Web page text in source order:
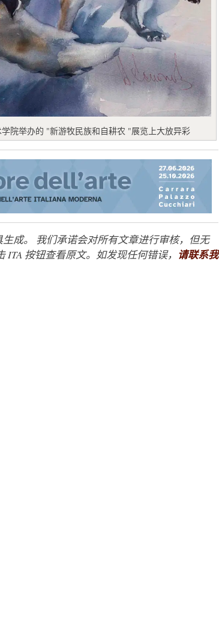
院举办的 "新游牧民族和自耕农 "展览上大放异彩
成。 我们承诺会对所有文章进行审核，但无
按钮查看原文。如发现任何错误， 请联系我